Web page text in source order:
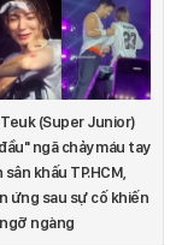
(Super Junior)
ngã chảy máu tay
khấu TP.HCM,
ứng sau sự cố khiến
ngàng